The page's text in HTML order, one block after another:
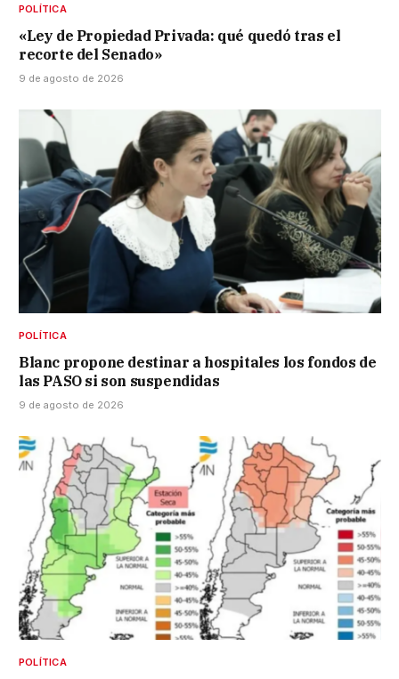
POLÍTICA
«Ley de Propiedad Privada: qué quedó tras el
recorte del Senado»
9 de agosto de 2026
POLÍTICA
Blanc propone destinar a hospitales los fondos de
las PASO si son suspendidas
9 de agosto de 2026
POLÍTICA